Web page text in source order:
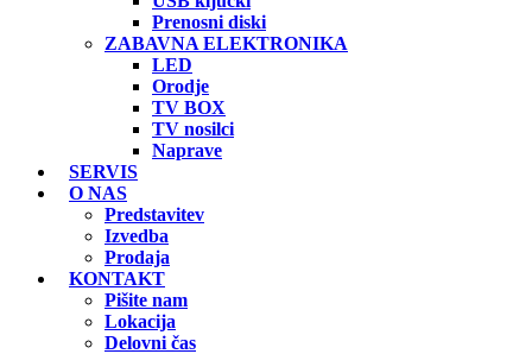
Prenosni diski
ZABAVNA ELEKTRONIKA
LED
Orodje
TV BOX
TV nosilci
Naprave
SERVIS
O NAS
Predstavitev
Izvedba
Prodaja
KONTAKT
Pišite nam
Lokacija
Delovni čas